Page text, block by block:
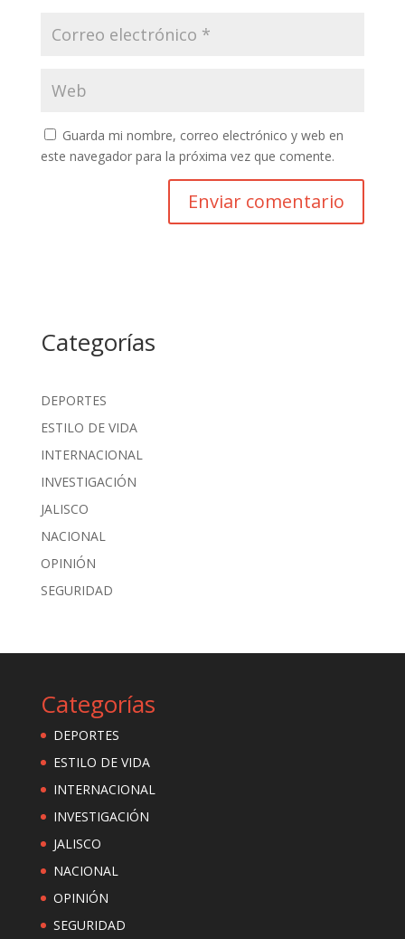
Guarda mi nombre, correo electrónico y web en
este navegador para la próxima vez que comente.
Categorías
DEPORTES
ESTILO DE VIDA
INTERNACIONAL
INVESTIGACIÓN
JALISCO
NACIONAL
OPINIÓN
SEGURIDAD
Categorías
DEPORTES
ESTILO DE VIDA
INTERNACIONAL
INVESTIGACIÓN
JALISCO
NACIONAL
OPINIÓN
SEGURIDAD